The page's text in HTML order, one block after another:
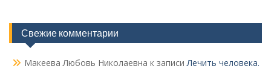
Свежие комментарии
Макеева Любовь Николаевна к записиЛечить человека.